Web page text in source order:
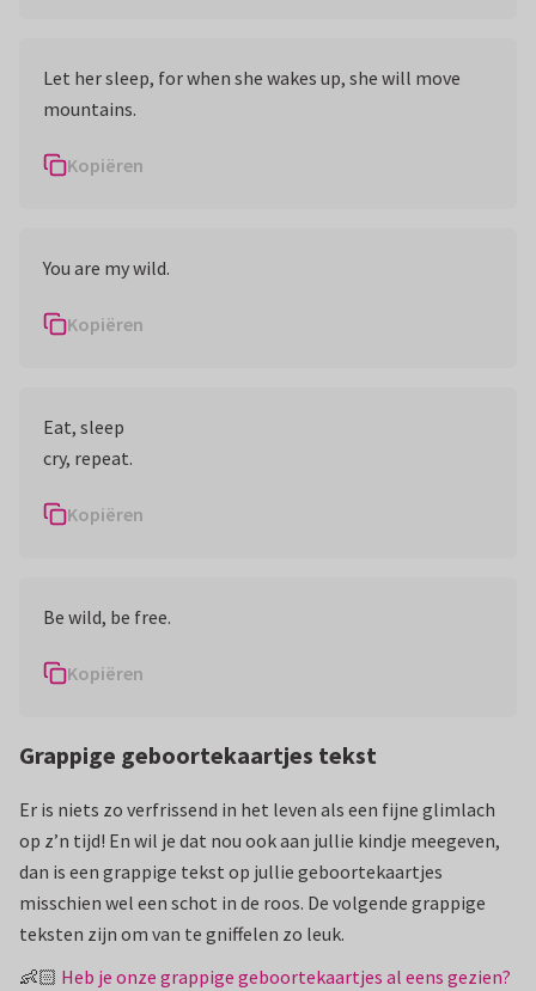
Let her sleep, for when she wakes up, she will move
mountains.
Kopiëren
You are my wild.
Kopiëren
Eat, sleep
cry, repeat.
Kopiëren
Be wild, be free.
Kopiëren
Grappige geboortekaartjes tekst
Er is niets zo verfrissend in het leven als een fijne glimlach
op z’n tijd! En wil je dat nou ook aan jullie kindje meegeven,
dan is een grappige tekst op jullie geboortekaartjes
misschien wel een schot in de roos. De volgende grappige
teksten zijn om van te gniffelen zo leuk.
👶🏻 Heb je onze grappige geboortekaartjes al eens gezien?